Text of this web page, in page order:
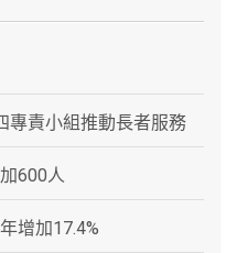
專責小組推動長者服務
600人
增加17.4%